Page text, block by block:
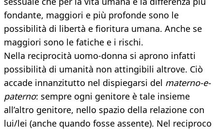
fondante, maggiori e più profonde sono le
possibilità di libertà e fioritura umana. Anche se
maggiori sono le fatiche e i rischi.
Nella reciprocità uomo-donna si aprono infatti
possibilità di umanità non attingibili altrove. Ciò
accade innanzitutto nel dispiegarsi del materno-e-
paterno: sempre ogni genitore è tale insieme
all’altro genitore, nello spazio della relazione con
lui/lei (anche quando fosse assente). Nel reciproco